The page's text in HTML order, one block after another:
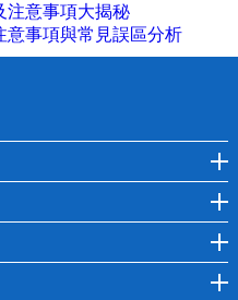
注意事項大揭秘
意事項與常見誤區分析